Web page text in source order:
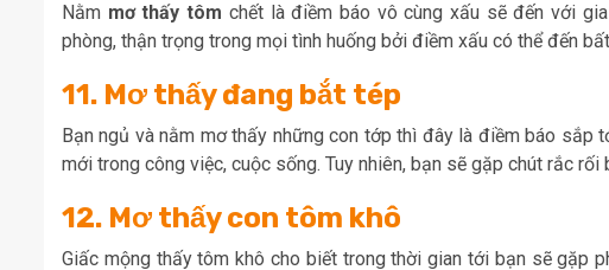
Nằm mơ thấy tôm chết là điềm báo vô cùng xấu sẽ đến với
phòng, thận trọng trong mọi tình huống bởi điềm xấu có thể đến
11. Mơ thấy đang bắt tép
Bạn ngủ và nằm mơ thấy những con tớp thì đây là điềm báo sắp
mới trong công việc, cuộc sống. Tuy nhiên, bạn sẽ gặp chút rắc rối
12. Mơ thấy con tôm khô
Giấc mộng thấy tôm khô cho biết trong thời gian tới bạn sẽ gặp